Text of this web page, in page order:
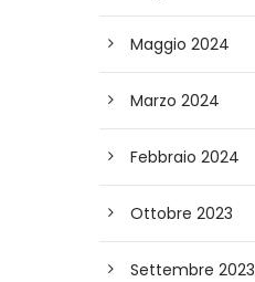
Maggio 2024
Marzo 2024
Febbraio 2024
Ottobre 2023
Settembre 2023